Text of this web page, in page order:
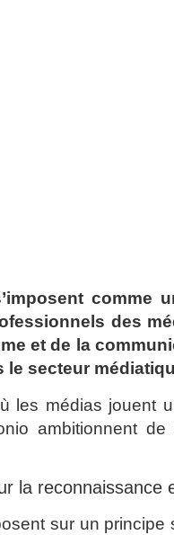
comme
des
et de la
le secteur
les médias jouent
ambitionnent
la reconnaissance
sur un